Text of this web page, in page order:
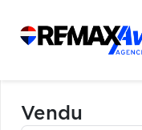
Vendu